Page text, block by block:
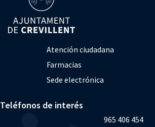
Atención ciudadana
Farmacias
Sede electrónica
Teléfonos de interés
965 406 454